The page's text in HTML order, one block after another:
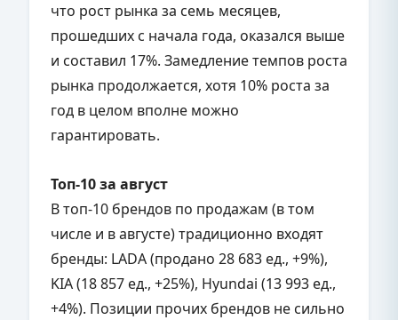
что рост рынка за семь месяцев,
прошедших с начала года, оказался выше
и составил 17%. Замедление темпов роста
рынка продолжается, хотя 10% роста за
год в целом вполне можно
гарантировать.
Топ-10 за август
В топ-10 брендов по продажам (в том
числе и в августе) традиционно входят
бренды: LADA (продано 28 683 ед., +9%),
KIA (18 857 ед., +25%), Hyundai (13 993 ед.,
+4%). Позиции прочих брендов не сильно